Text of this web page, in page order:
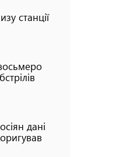
станції
дані